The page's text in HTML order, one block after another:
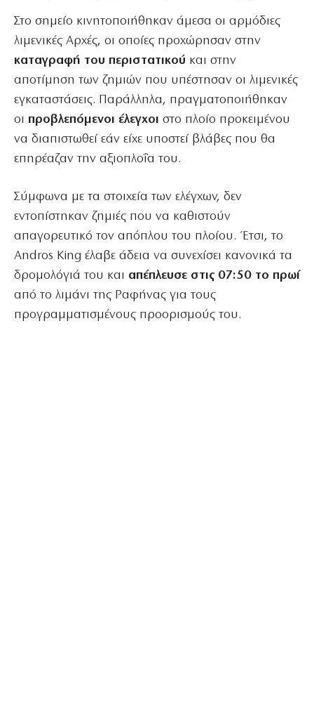
Στο σημείο κινητοποιήθηκαν άμεσα οι αρμόδιες
λιμενικές Αρχές, οι οποίες προχώρησαν στην
καταγραφή του περιστατικού και στην
αποτίμηση των ζημιών που υπέστησαν οι λιμενικές
εγκαταστάσεις. Παράλληλα, πραγματοποιήθηκαν
οι προβλεπόμενοι έλεγχοι στο πλοίο προκειμένου
να διαπιστωθεί εάν είχε υποστεί βλάβες που θα
επηρέαζαν την αξιοπλοΐα του.
Σύμφωνα με τα στοιχεία των ελέγχων, δεν
εντοπίστηκαν ζημιές που να καθιστούν
απαγορευτικό τον απόπλου του πλοίου. Έτσι, το
Andros King έλαβε άδεια να συνεχίσει κανονικά τα
δρομολόγιά του και απέπλευσε στις 07:50 το πρωί
από το λιμάνι της Ραφήνας για τους
προγραμματισμένους προορισμούς του.